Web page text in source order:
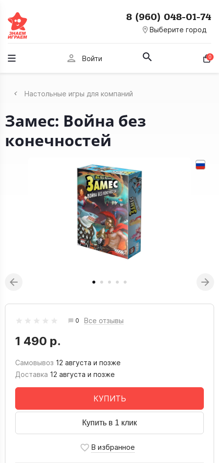
room Выберите город
8 (960) 048-01-74
person Войти 0
Настольные игры для компаний
Замес: Война без
конечностей
0 Все отзывы
1 490 р.
Самовывоз 12 августа и позже
Доставка 12 августа и позже
КУПИТЬ
Купить в 1 клик